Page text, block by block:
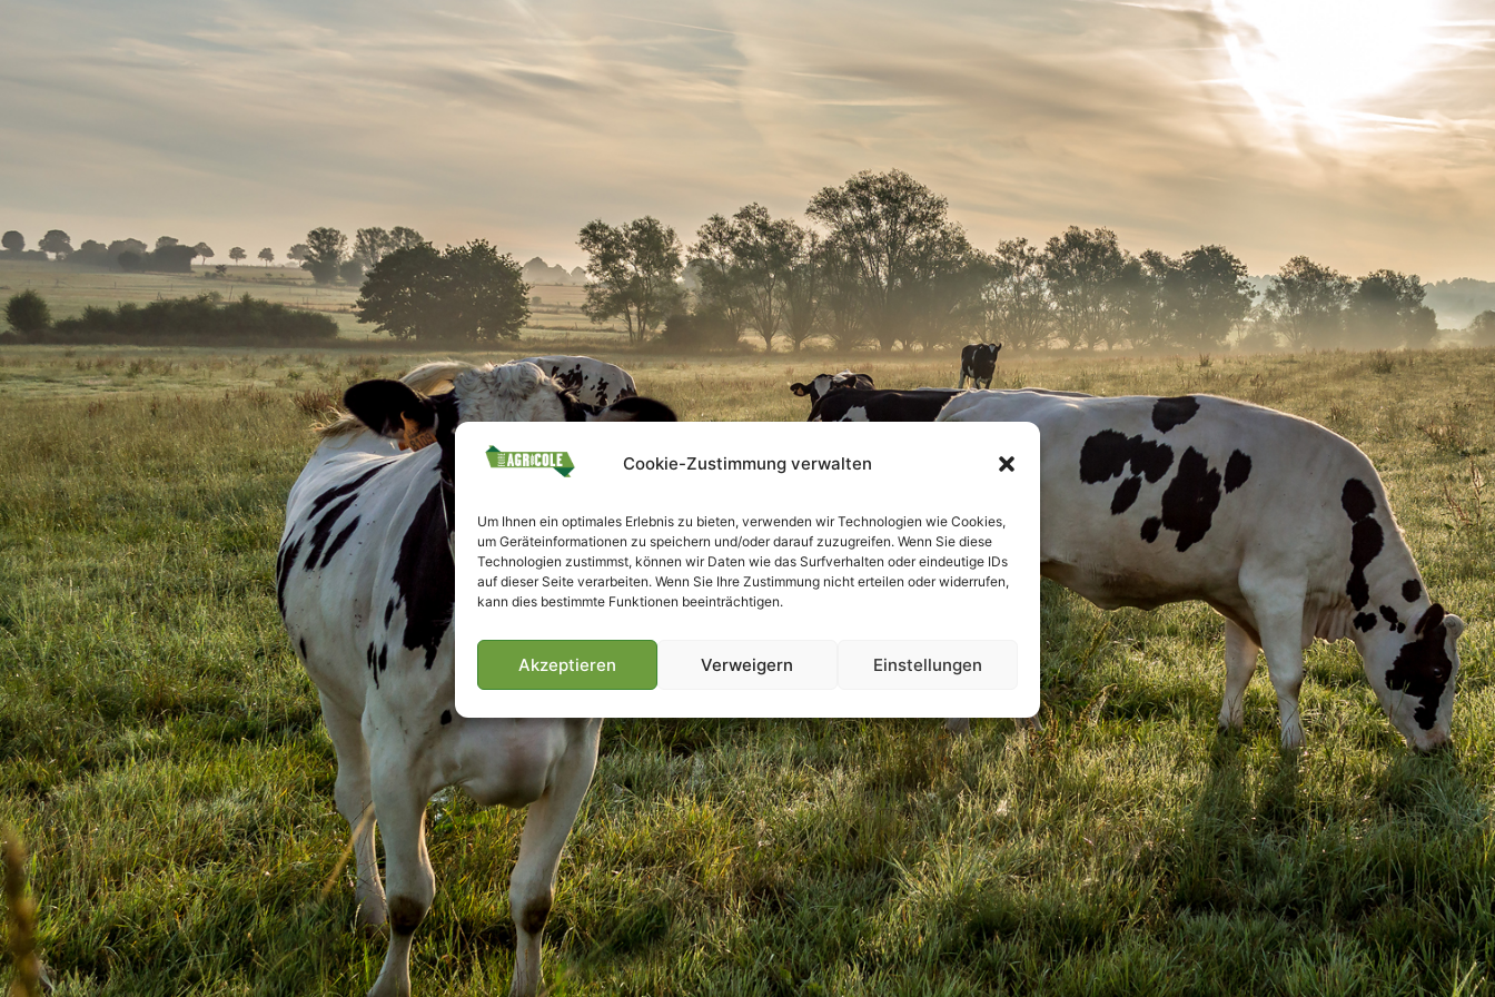
Cookie-Zustimmung verwalten
Um Ihnen ein optimales Erlebnis zu bieten, verwenden wir Technologien wie Cookies,
um Geräteinformationen zu speichern und/oder darauf zuzugreifen. Wenn Sie diese
Technologien zustimmst, können wir Daten wie das Surfverhalten oder eindeutige IDs
auf dieser Seite verarbeiten. Wenn Sie Ihre Zustimmung nicht erteilen oder widerrufen,
kann dies bestimmte Funktionen beeinträchtigen.
Akzeptieren Verweigern Einstellungen
Villmools Merci! Bis nächst Joer!